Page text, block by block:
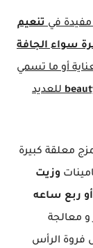
فيتنعيم
سواء الجافة
أو ما تسمي
للعديد
معلقة كبيرة
وزيت
معالجة
فروة الرأس